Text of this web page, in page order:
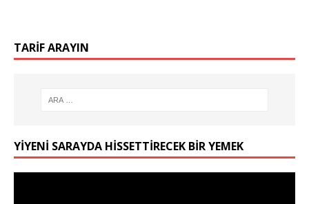
TARIF ARAYIN
YIYENI SARAYDA HISSETTIRECEK BIR YEMEK